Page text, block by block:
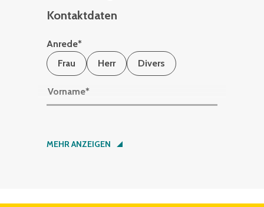
Kontaktdaten
Anrede*
Frau
Herr Divers
Vorname*
Nachname*
MEHR ANZEIGEN